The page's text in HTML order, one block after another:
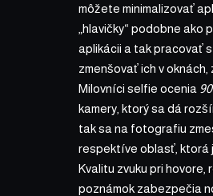
môžete minimalizovať
„hlavičky“ podobne
aplikácii a tak pracovať
zmenšovať ich v
Milovníci selfie ocenia
kamery, ktorý sa dá
tak sa na fotografiu
respektíve oblasť, ktorá
Kvalitu zvuku pri
poznámok zabezpečia